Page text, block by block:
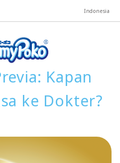
Indonesia
Kapan
ke Dokter?